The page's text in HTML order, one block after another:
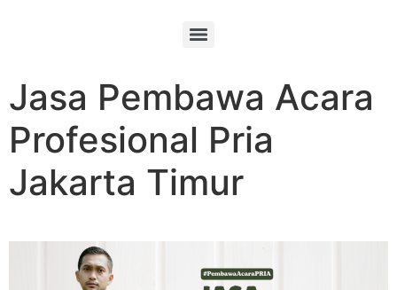
Jasa Pembawa Acara
Profesional Pria
Jakarta Timur